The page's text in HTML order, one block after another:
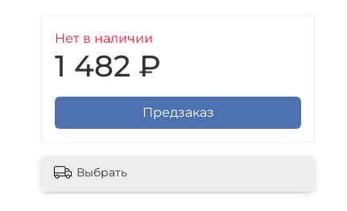
Нет в наличии
1 482 ₽
Предзаказ
Выбрать